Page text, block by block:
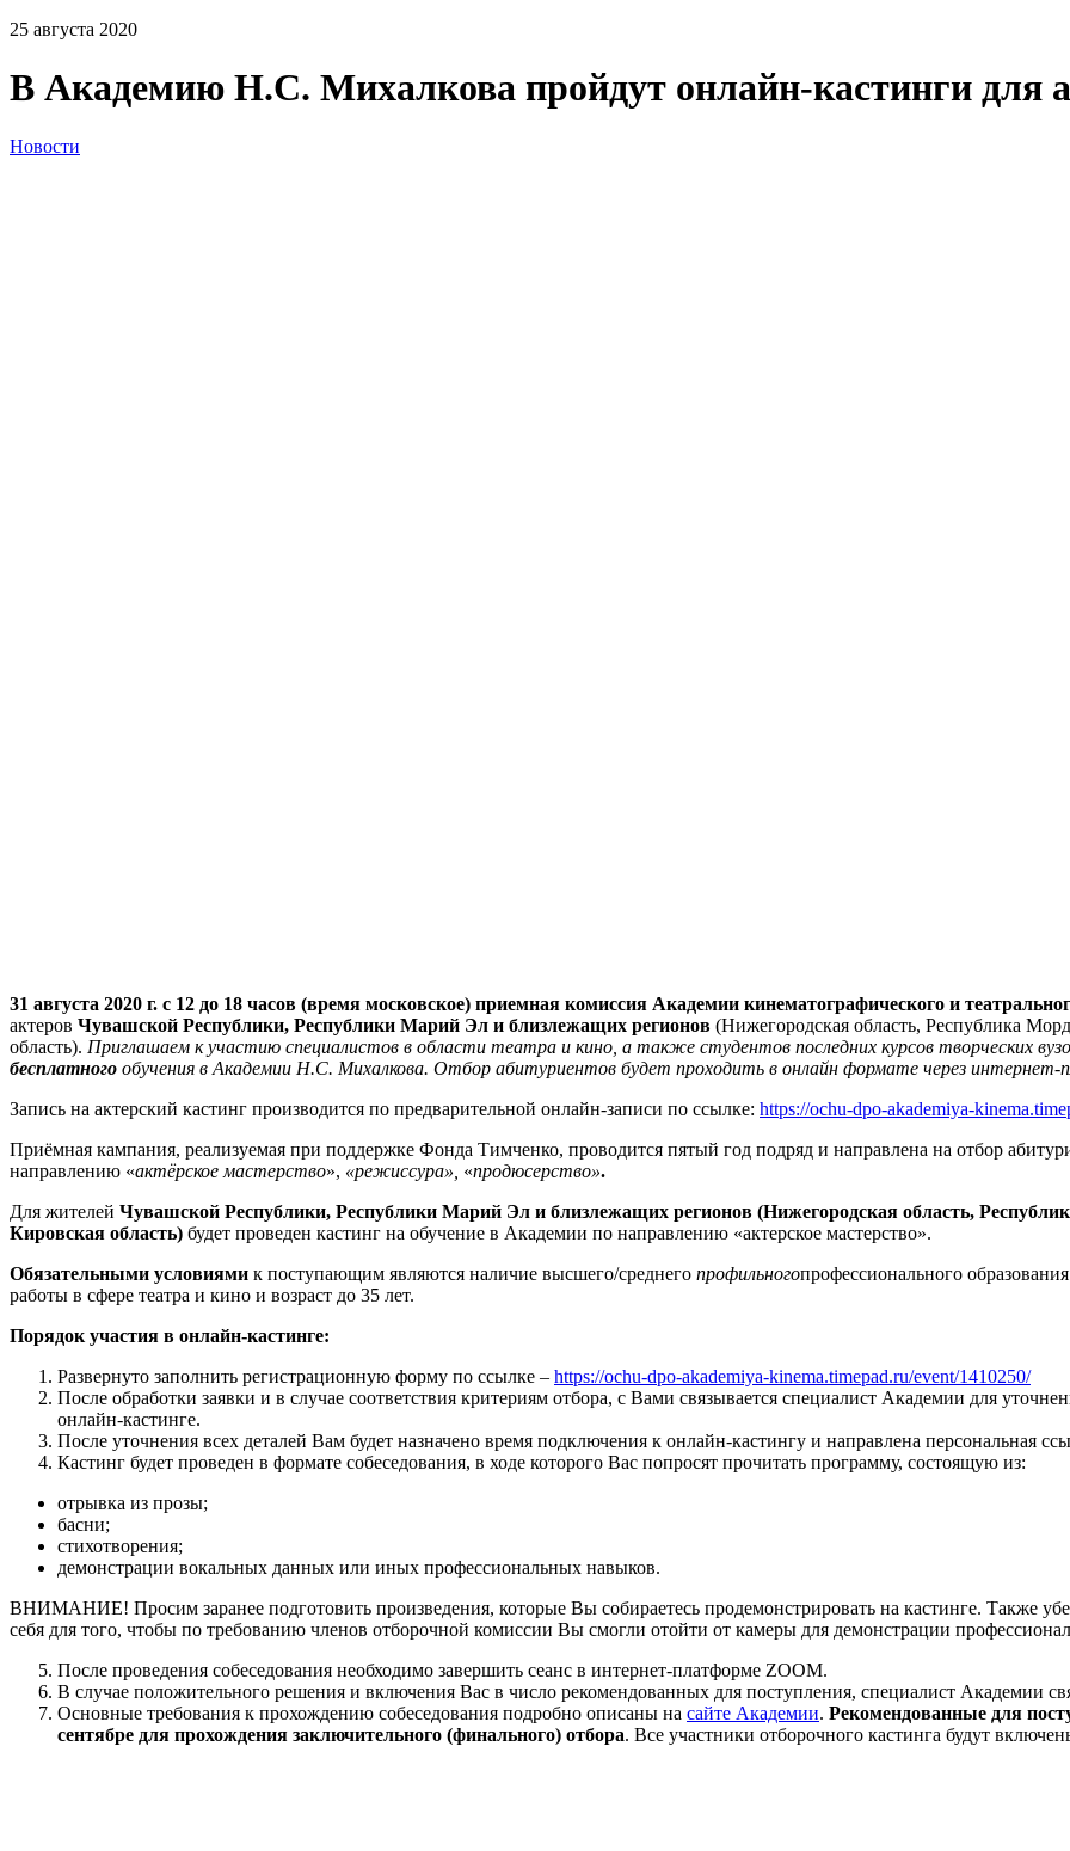
25 августа 2020
В Академию Н.С. Михалкова пройдут онлайн-кастинги для
Новости
31 августа 2020 г. с 12 до 18 часов (время московское) приемная комиссия Академии кинематографического и
актеров Чувашской Республики, Республики Марий Эл и близлежащих регионов (Нижегородская область, Республика
область). Приглашаем к участию специалистов в области театра и кино, а также студентов последних курсов творческих
бесплатного обучения в Академии Н.С. Михалкова. Отбор абитуриентов будет проходить в онлайн формате через интернет-
Запись на актерский кастинг производится по предварительной онлайн-записи по ссылке: https://ochu-dpo-akademiya-
Приёмная кампания, реализуемая при поддержке Фонда Тимченко, проводится пятый год подряд и направлена на отбор
направлению «актёрское мастерство», «режиссура», «продюсерство».
Для жителей Чувашской Республики, Республики Марий Эл и близлежащих регионов (Нижегородская область,
Кировская область) будет проведен кастинг на обучение в Академии по направлению «актерское мастерство».
Обязательными условиями к поступающим являются наличие высшего/среднего профильногопрофессионального
работы в сфере театра и кино и возраст до 35 лет.
Порядок участия в онлайн-кастинге:
Развернуто заполнить регистрационную форму по ссылке – https://ochu-dpo-akademiya-kinema.timepad.ru/event/1410250/
После обработки заявки и в случае соответствия критериям отбора, с Вами связывается специалист Академии для
онлайн-кастинге.
После уточнения всех деталей Вам будет назначено время подключения к онлайн-кастингу и направлена персональная
Кастинг будет проведен в формате собеседования, в ходе которого Вас попросят прочитать программу, состоящую из:
отрывка из прозы;
басни;
стихотворения;
демонстрации вокальных данных или иных профессиональных навыков.
ВНИМАНИЕ! Просим заранее подготовить произведения, которые Вы собираетесь продемонстрировать на кастинге. Также
себя для того, чтобы по требованию членов отборочной комиссии Вы смогли отойти от камеры для демонстрации
После проведения собеседования необходимо завершить сеанс в интернет-платформе ZOOM.
В случае положительного решения и включения Вас в число рекомендованных для поступления, специалист Академии
Основные требования к прохождению собеседования подробно описаны на сайте Академии. Рекомендованные для
сентябре для прохождения заключительного (финального) отбора. Все участники отборочного кастинга будут